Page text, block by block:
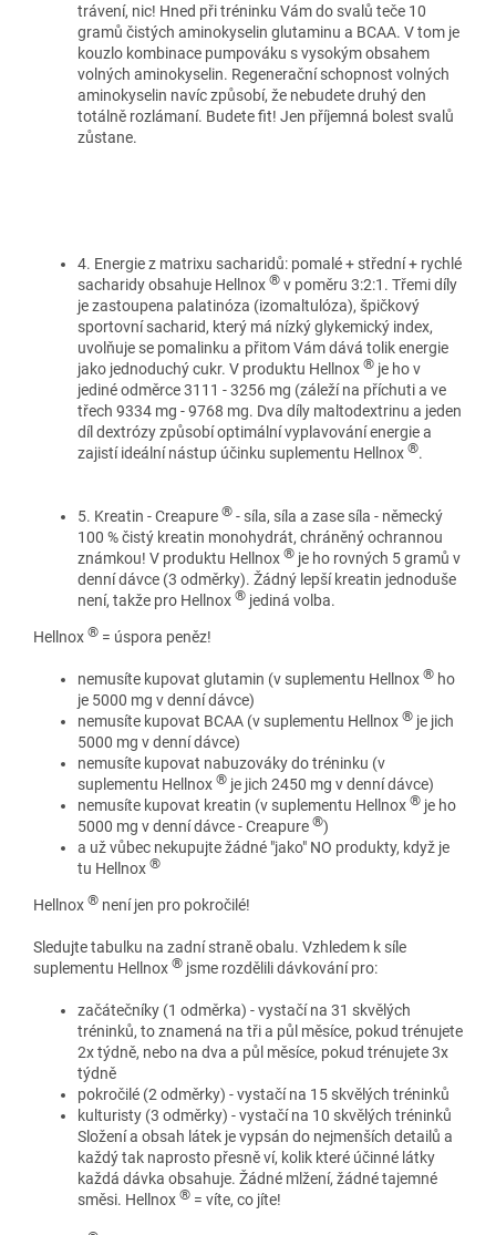
trávení, nic! Hned při tréninku Vám do svalů teče 10
gramů čistých aminokyselin glutaminu a BCAA. V tom je
kouzlo kombinace pumpováku s vysokým obsahem
volných aminokyselin. Regenerační schopnost volných
aminokyselin navíc způsobí, že nebudete druhý den
totálně rozlámaní. Budete fit! Jen příjemná bolest svalů
zůstane.
4. Energie z matrixu sacharidů: pomalé + střední + rychlé
sacharidy obsahuje Hellnox ® v poměru 3:2:1. Třemi díly
je zastoupena palatinóza (izomaltulóza), špičkový
sportovní sacharid, který má nízký glykemický index,
uvolňuje se pomalinku a přitom Vám dává tolik energie
jako jednoduchý cukr. V produktu Hellnox ® je ho v
jediné odměrce 3111 - 3256 mg (záleží na příchuti a ve
třech 9334 mg - 9768 mg. Dva díly maltodextrinu a jeden
díl dextrózy způsobí optimální vyplavování energie a
zajistí ideální nástup účinku suplementu Hellnox ®.
5. Kreatin - Creapure ® - síla, síla a zase síla - německý
100 % čistý kreatin monohydrát, chráněný ochrannou
známkou! V produktu Hellnox ® je ho rovných 5 gramů v
denní dávce (3 odměrky). Žádný lepší kreatin jednoduše
není, takže pro Hellnox ® jediná volba.
Hellnox ® = úspora peněz!
nemusíte kupovat glutamin (v suplementu Hellnox ® ho
je 5000 mg v denní dávce)
nemusíte kupovat BCAA (v suplementu Hellnox ® je jich
5000 mg v denní dávce)
nemusíte kupovat nabuzováky do tréninku (v
suplementu Hellnox ® je jich 2450 mg v denní dávce)
nemusíte kupovat kreatin (v suplementu Hellnox ® je ho
5000 mg v denní dávce - Creapure ®)
a už vůbec nekupujte žádné "jako" NO produkty, když je
tu Hellnox ®
Hellnox ® není jen pro pokročilé!
Sledujte tabulku na zadní straně obalu. Vzhledem k síle
suplementu Hellnox ® jsme rozdělili dávkování pro:
začátečníky (1 odměrka) - vystačí na 31 skvělých
tréninků, to znamená na tři a půl měsíce, pokud trénujete
2x týdně, nebo na dva a půl měsíce, pokud trénujete 3x
týdně
pokročilé (2 odměrky) - vystačí na 15 skvělých tréninků
kulturisty (3 odměrky) - vystačí na 10 skvělých tréninků
Složení a obsah látek je vypsán do nejmenších detailů a
každý tak naprosto přesně ví, kolik které účinné látky
každá dávka obsahuje. Žádné mlžení, žádné tajemné
směsi. Hellnox ® = víte, co jíte!